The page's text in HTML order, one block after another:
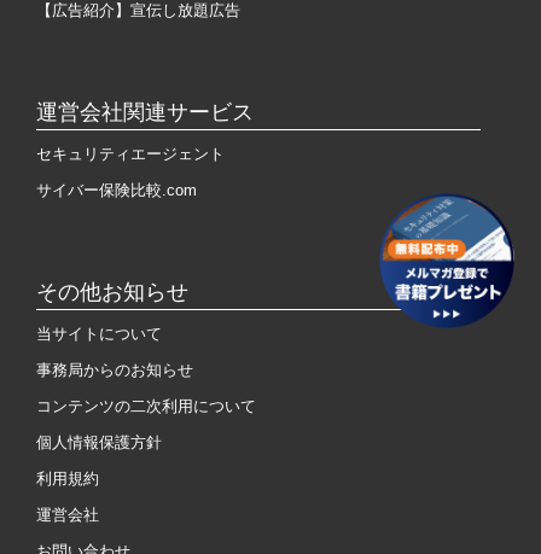
【広告紹介】宣伝し放題広告
運営会社関連サービス
セキュリティエージェント
サイバー保険比較.com
その他お知らせ
当サイトについて
事務局からのお知らせ
コンテンツの二次利用について
個人情報保護方針
利用規約
運営会社